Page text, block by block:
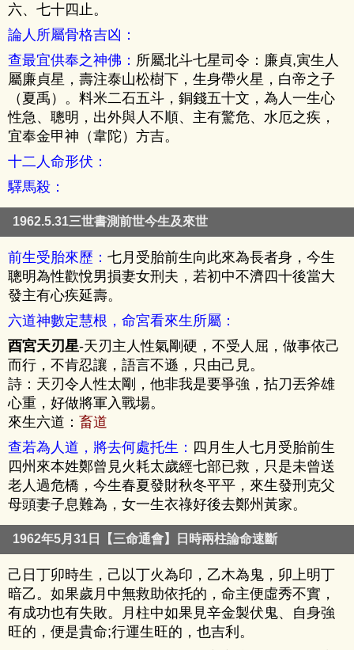
六、七十四止。
論人所屬骨格吉凶：
查最宜供奉之神佛： 所屬北斗七星司令：廉貞,寅生人
屬廉貞星，壽注泰山松樹下，生身帶火星，白帝之子
（夏禹）。料米二石五斗，銅錢五十文，為人一生心
性急、聰明，出外與人不順、主有驚危、水厄之疾，
宜奉金甲神（韋陀）方吉。
十二人命形伏：
驛馬殺：
1962.5.31三世書測前世今生及來世
前生受胎來歷： 七月受胎前生向此來為長者身，今生
聰明為性歡悅男損妻女刑夫，若初中不濟四十後當大
發主有心疾延壽。
六道神數定慧根，命宮看來生所屬：
酉宮天刃星-天刃主人性氣剛硬，不受人屈，做事依己
而行，不肯忍讓，語言不遜，只由己見。
詩：天刃令人性太剛，他非我是要爭強，拈刀丟斧雄
心重，好做將軍入戰場。
來生六道： 畜道
查若為人道，將去何處托生： 四月生人七月受胎前生
四州來本姓鄭曾見火耗太歲經七部已救，只是未曾送
老人過危橋，今生春夏發財秋冬平平，來生發刑克父
母頭妻子息難為，女一生衣祿好後去鄭州黃家。
1962年5月31日【三命通會】日時兩柱論命速斷
己日丁卯時生，己以丁火為印，乙木為鬼，卯上明丁
暗乙。如果歲月中無救助依托的，命主便虛秀不實，
有成功也有失敗。月柱中如果見辛金製伏鬼、自身強
旺的，便是貴命;行運生旺的，也吉利。